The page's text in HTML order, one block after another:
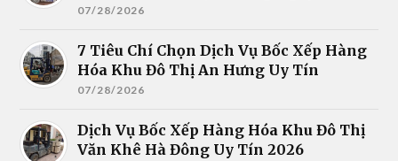
07/28/2026
7 Tiêu Chí Chọn Dịch Vụ Bốc Xếp Hàng
Hóa Khu Đô Thị An Hưng Uy Tín
07/28/2026
Dịch Vụ Bốc Xếp Hàng Hóa Khu Đô Thị
Văn Khê Hà Đông Uy Tín 2026